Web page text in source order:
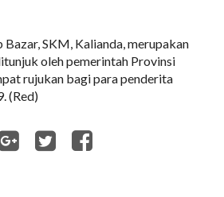
Bazar, SKM, Kalianda, merupakan
oleh pemerintah Provinsi
rujukan bagi para penderita
(Red)